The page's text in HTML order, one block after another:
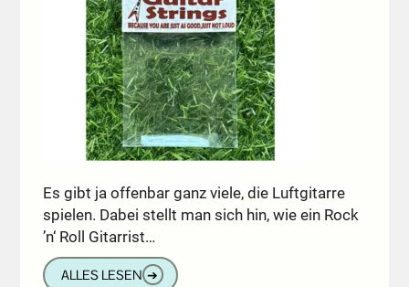
Es gibt ja offenbar ganz viele, die Luftgitarre
spielen. Dabei stellt man sich hin, wie ein Rock
’n‘ Roll Gitarrist…
ALLES LESEN ➔